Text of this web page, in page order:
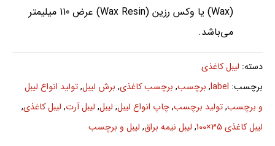
(Wax) یا وکس رزین (Wax Resin) عرض 110 میلیمتر
می‌باشد.
دسته: لیبل کاغذی
برچسب: label
, برچسب, برچسب کاغذی, برش لیبل,تولید انواع لیبل
و برچسب,تولید برچسب,چاپ انواع لیبل, لیبل, لیبل آرت, لیبل کاغذی,
لیبل کاغذی 35×100
, لیبل نیمه براق, لیبل و برچسب